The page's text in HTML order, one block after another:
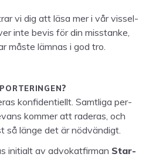
vi dig att läsa mer i vår vis­sel­
inte bevis för din mis­stanke,
måste läm­nas i god tro.
?
kon­fi­den­tiellt. Samtli­ga per­
kom­mer att raderas, och
så länge det är nödvändigt.
ini­tialt av advokat­fir­man Star­